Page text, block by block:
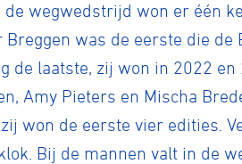
wegwedstrijd won er één
was de eerste die de
de laatste, zij won in 2022 en
Amy Pieters en Mischa
won de eerste vier edities.
Bij de mannen valt in de